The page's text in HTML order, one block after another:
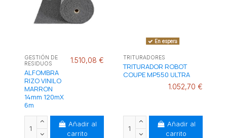
GESTIÓN DE
RESIDUOS
ALFOMBRA
RIZO VINILO
MARRON
14mm 120mX
6m
1.510,08 €
Añadir al
carrito
En espera
TRITURADORES
TRITURADOR ROBOT
COUPE MP550 ULTRA
1.052,70 €
Añadir al
carrito